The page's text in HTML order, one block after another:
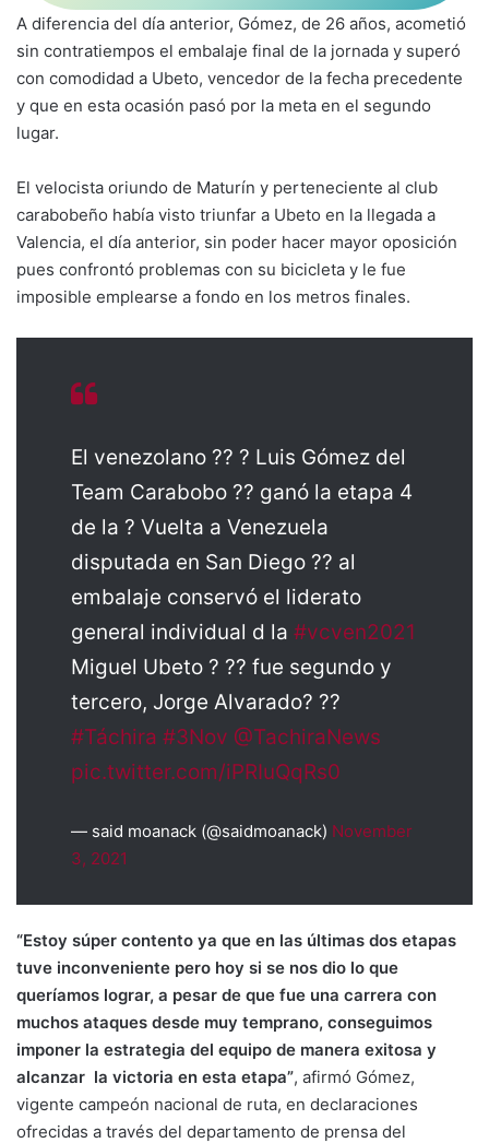
A diferencia del día anterior, Gómez, de 26 años, acometió
sin contratiempos el embalaje final de la jornada y superó
con comodidad a Ubeto, vencedor de la fecha precedente
y que en esta ocasión pasó por la meta en el segundo
lugar.
El velocista oriundo de Maturín y perteneciente al club
carabobeño había visto triunfar a Ubeto en la llegada a
Valencia, el día anterior, sin poder hacer mayor oposición
pues confrontó problemas con su bicicleta y le fue
imposible emplearse a fondo en los metros finales.
El venezolano ?? ? Luis Gómez del
Team Carabobo ?? ganó la etapa 4
de la ? Vuelta a Venezuela
disputada en San Diego ?? al
embalaje conservó el liderato
general individual d la #vcven2021
Miguel Ubeto ? ?? fue segundo y
tercero, Jorge Alvarado? ??
#Táchira #3Nov @TachiraNews
pic.twitter.com/iPRIuQqRs0
— said moanack (@saidmoanack) November
3, 2021
“Estoy súper contento ya que en las últimas dos etapas
tuve inconveniente pero hoy si se nos dio lo que
queríamos lograr, a pesar de que fue una carrera con
muchos ataques desde muy temprano, conseguimos
imponer la estrategia del equipo de manera exitosa y
alcanzar la victoria en esta etapa”, afirmó Gómez,
vigente campeón nacional de ruta, en declaraciones
ofrecidas a través del departamento de prensa del